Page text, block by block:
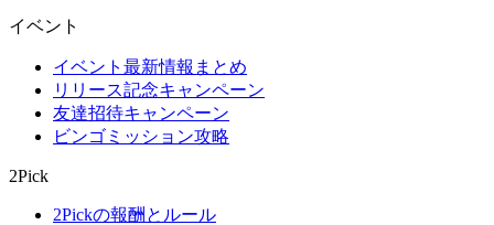
イベント
イベント最新情報まとめ
リリース記念キャンペーン
友達招待キャンペーン
ビンゴミッション攻略
2Pick
2Pickの報酬とルール